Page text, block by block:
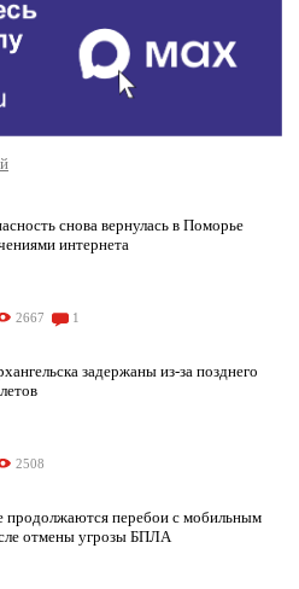
снова вернулась в Поморье
интернета
2667 1
задержаны из-за позднего
2508
продолжаются перебои с мобильным
отмены угрозы БПЛА